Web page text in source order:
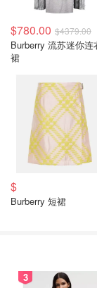
$780.00 $4379.00
Burberry 流苏迷你连
裙
$
Burberry 短裙
3